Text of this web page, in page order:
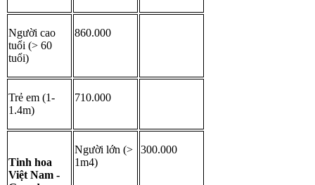
Người cao
tuổi (> 60
tuổi)
860.000
Trẻ em (1-
1.4m)
710.000
Tinh hoa
Việt Nam -
Người lớn (>
1m4)
300.000